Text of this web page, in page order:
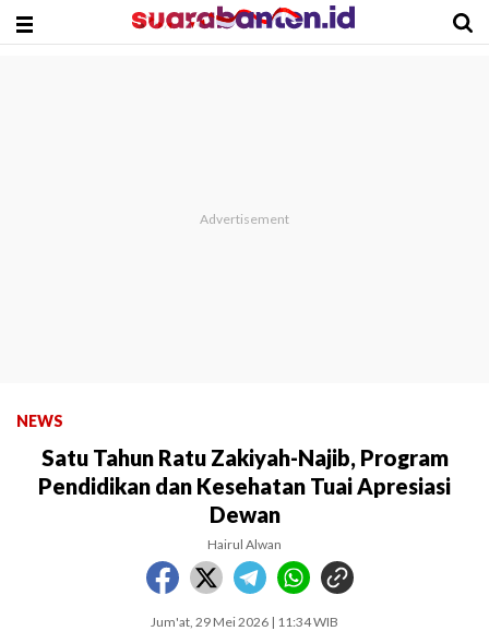
NEWS
Satu Tahun Ratu Zakiyah-Najib, Program
Pendidikan dan Kesehatan Tuai Apresiasi
Dewan
Hairul Alwan
Jum'at, 29 Mei 2026 | 11:34 WIB